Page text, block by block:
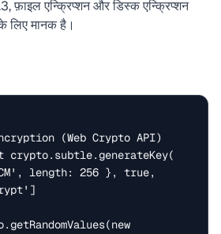
फ़ाइल एन्क्रिप्शन और डिस्क एन्क्रिप्शन
लिए मानक है।
(Web Crypto API)
crypto.subtle.generateKey(